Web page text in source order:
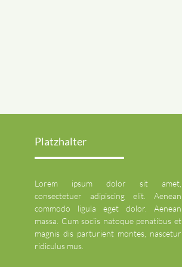
Platzhalter
Lorem ipsum dolor sit amet,
consectetuer adipiscing elit. Aenean
commodo ligula eget dolor. Aenean
massa. Cum sociis natoque penatibus et
magnis dis parturient montes, nascetur
ridiculus mus.